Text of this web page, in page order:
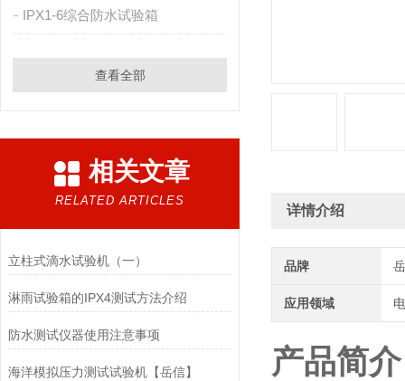
IPX1-6综合防水试验箱
查看全部
相关文章
RELATED ARTICLES
立柱式滴水试验机（一）
淋雨试验箱的IPX4测试方法介绍
防水测试仪器使用注意事项
海洋模拟压力测试试验机【岳信】
详情介绍
品牌
应用领域
产品简介